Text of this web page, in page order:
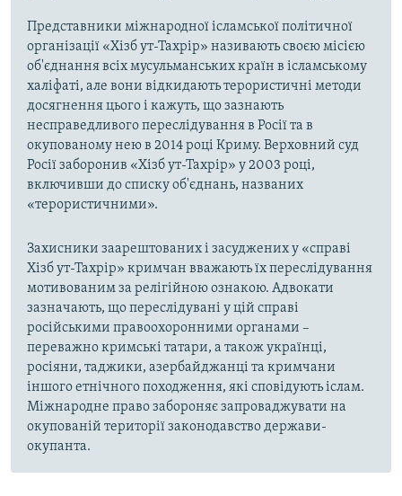
Представники міжнародної ісламської політичної
організації «Хізб ут-Тахрір» називають своєю місією
об'єднання всіх мусульманських країн в ісламському
халіфаті, але вони відкидають терористичні методи
досягнення цього і кажуть, що зазнають
несправедливого переслідування в Росії та в
окупованому нею в 2014 році Криму. Верховний суд
Росії заборонив «Хізб ут-Тахрір» у 2003 році,
включивши до списку об'єднань, названих
«терористичними».
Захисники заарештованих і засуджених у «справі
Хізб ут-Тахрір» кримчан вважають їх переслідування
мотивованим за релігійною ознакою. Адвокати
зазначають, що переслідувані у цій справі
російськими правоохоронними органами –
переважно кримські татари, а також українці,
росіяни, таджики, азербайджанці та кримчани
іншого етнічного походження, які сповідують іслам.
Міжнародне право забороняє запроваджувати на
окупованій території законодавство держави-
окупанта.